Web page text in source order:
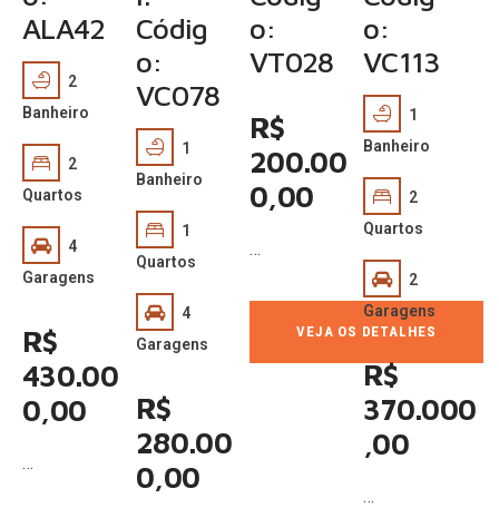
ALA42
2
Banheiro
2
Quartos
4
Garagens
R$
430.00
0,00
…
Códig
o:
VC078
1
Banheiro
1
Quartos
4
Garagens
R$
280.00
0,00
o:
VT028
R$
200.00
0,00
…
VEJA OS DETALHES
o:
VC113
1
Banheiro
2
Quartos
2
Garagens
R$
370.000
,00
…